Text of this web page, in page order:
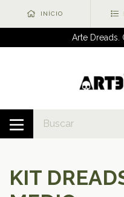
INÍCIO
Arte Dreads.
KIT